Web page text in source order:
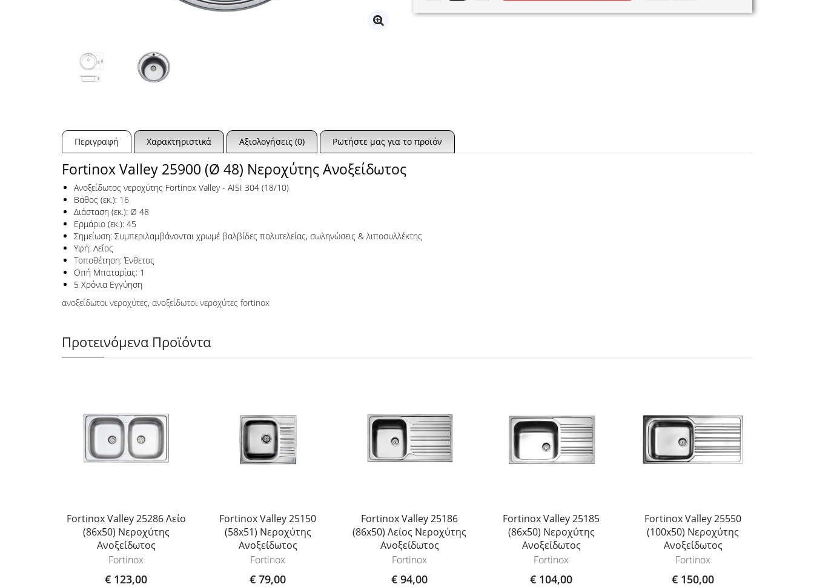
Περιγραφή Χαρακτηριστικά Αξιολογήσεις (0) Ρωτήστε μας για το προϊόν
Fortinox Valley 25900 (Ø 48) Νεροχύτης Ανοξείδωτος
Ανοξείδωτος νεροχύτης Fortinox Valley - AISI 304 (18/10)
Βάθος (εκ.): 16
Διάσταση (εκ.): Ø 48
Ερμάριο (εκ.): 45
Σημείωση: Συμπεριλαμβάνονται χρωμέ βαλβίδες πολυτελείας, σωληνώσεις & λιποσυλλέκτης
Υφή: Λείος
Τοποθέτηση: Ένθετος
Οπή Μπαταρίας: 1
5 Χρόνια Εγγύηση
ανοξείδωτοι νεροχύτες, ανοξείδωτοι νεροχύτες fortinox
Προτεινόμενα Προϊόντα
Fortinox Valley 25286 Λείο
(86x50) Νεροχύτης
Ανοξείδωτος
Fortinox
€ 123,00
Fortinox Valley 25150
(58x51) Νεροχύτης
Ανοξείδωτος
Fortinox
€ 79,00
Fortinox Valley 25186
(86x50) Λείος Νεροχύτης
Ανοξείδωτος
Fortinox
€ 94,00
Fortinox Valley 25185
(86x50) Νεροχύτης
Ανοξείδωτος
Fortinox
€ 104,00
Fortinox Valley 25550
(100x50) Νεροχύτης
Ανοξείδωτος
Fortinox
€ 150,00